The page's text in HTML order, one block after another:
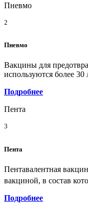
Пневмо
2
Пневмо
Вакцины для
используются более 30
Подробнее
Пента
3
Пента
Пентавалентная
вакциной, в состав
Подробнее